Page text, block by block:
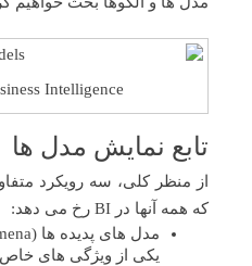
Intelligence
تابع نمایش مدل ها
از منظر کلی، سه رویکرد
که همه آنها در BI رخ می دهد:
یکی از ویژگی های